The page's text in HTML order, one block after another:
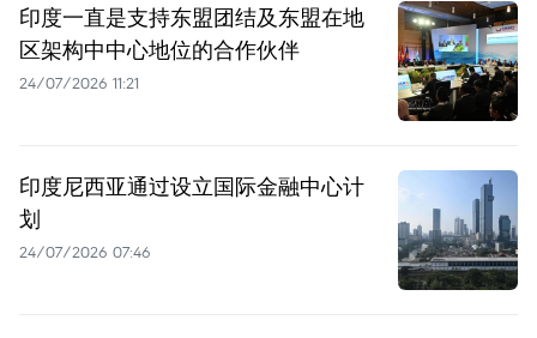
印度一直是支持东盟团结及东盟在地
区架构中中心地位的合作伙伴
24/07/2026 11:21
印度尼西亚通过设立国际金融中心计
划
24/07/2026 07:46